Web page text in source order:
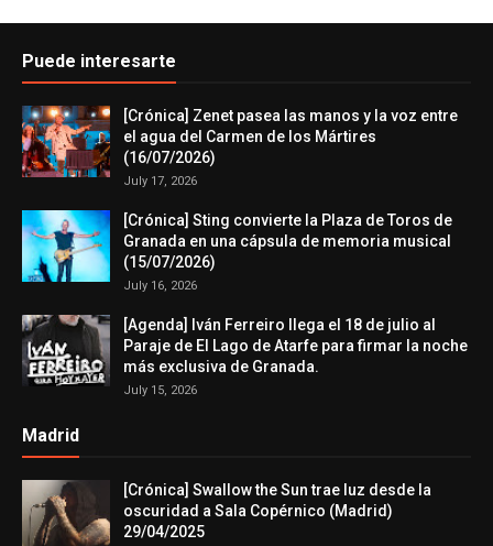
Puede interesarte
[Crónica] Zenet pasea las manos y la voz entre
el agua del Carmen de los Mártires
(16/07/2026)
July 17, 2026
[Crónica] Sting convierte la Plaza de Toros de
Granada en una cápsula de memoria musical
(15/07/2026)
July 16, 2026
[Agenda] Iván Ferreiro llega el 18 de julio al
Paraje de El Lago de Atarfe para firmar la noche
más exclusiva de Granada.
July 15, 2026
Madrid
[Crónica] Swallow the Sun trae luz desde la
oscuridad a Sala Copérnico (Madrid)
29/04/2025